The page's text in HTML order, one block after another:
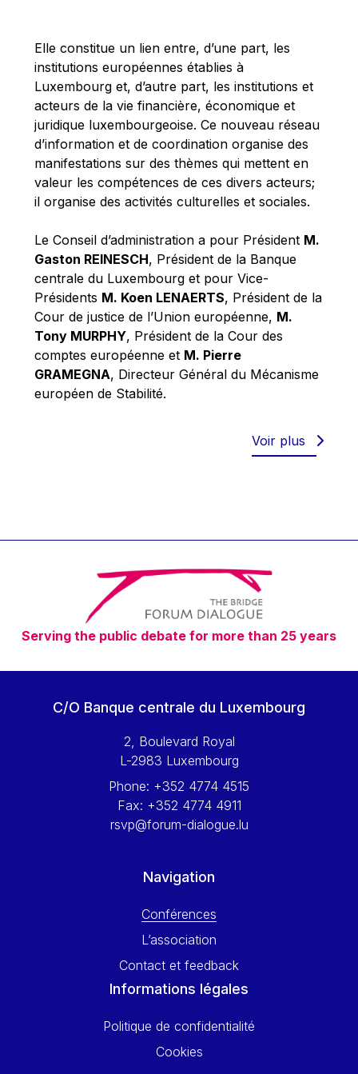
Michael Sohlman
Michel Goedert
Mireille Delmas-Marty
Nobuo Tanaka
Otmar Issing
Paolo Mengozzi
Paschal Donohoe
Pat Cox
Patrizia Nanz
Philippe Maystadt
Pierre Gramegna
Richard Pelly
Robert Goebbels
Robert REYNDERS
Timothy Radcliffe
Vaclav Klaus
Vassilios Skouris
Vítor Manuel da Silva Caldeira
Viviane Reding
Walter Hagg
Wolfgang Ketterle
Yossi Beillin
Yves FRANCHET
Elle constitue un lien entre, d’une part, les
institutions européennes établies à
Luxembourg et, d’autre part, les institutions et
acteurs de la vie financière, économique et
juridique luxembourgeoise. Ce nouveau réseau
d’information et de coordination organise des
manifestations sur des thèmes qui mettent en
valeur les compétences de ces divers acteurs;
il organise des activités culturelles et sociales.
Le Conseil d’administration a pour Président M.
Gaston REINESCH, Président de la Banque
centrale du Luxembourg et pour Vice-
Présidents M. Koen LENAERTS, Président de la
Cour de justice de l’Union européenne, M.
Tony MURPHY, Président de la Cour des
comptes européenne et M. Pierre
GRAMEGNA, Directeur Général du Mécanisme
européen de Stabilité.
Voir plus
Serving the public debate for more than 25 years
C/O Banque centrale du Luxembourg
2, Boulevard Royal
L-2983 Luxembourg
Phone: +352 4774 4515
Fax: +352 4774 4911
rsvp@forum-dialogue.lu
Navigation
Conférences
L’association
Contact et feedback
Informations légales
Politique de confidentialité
Cookies